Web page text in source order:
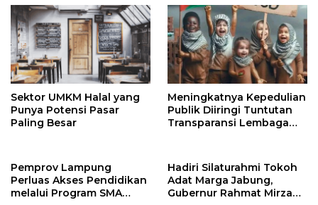
Sektor UMKM Halal yang
Punya Potensi Pasar
Paling Besar
Meningkatnya Kepedulian
Publik Diiringi Tuntutan
Transparansi Lembaga
Pemprov Lampung
Perluas Akses Pendidikan
melalui Program SMA
Hadiri Silaturahmi Tokoh
Adat Marga Jabung,
Gubernur Rahmat Mirzani